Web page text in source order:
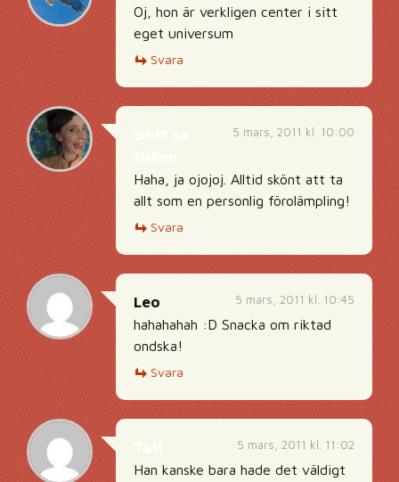
Oj, hon är verkligen center i sitt
eget universum
Svara
5 mars, 2011 kl. 10:00
Haha, ja ojojoj. Alltid skönt att ta
allt som en personlig förolämpling!
Svara
5 mars, 2011 kl. 10:45
Leo
hahahahah :D Snacka om riktad
ondska!
Svara
5 mars, 2011 kl. 11:02
Han kanske bara hade det väldigt